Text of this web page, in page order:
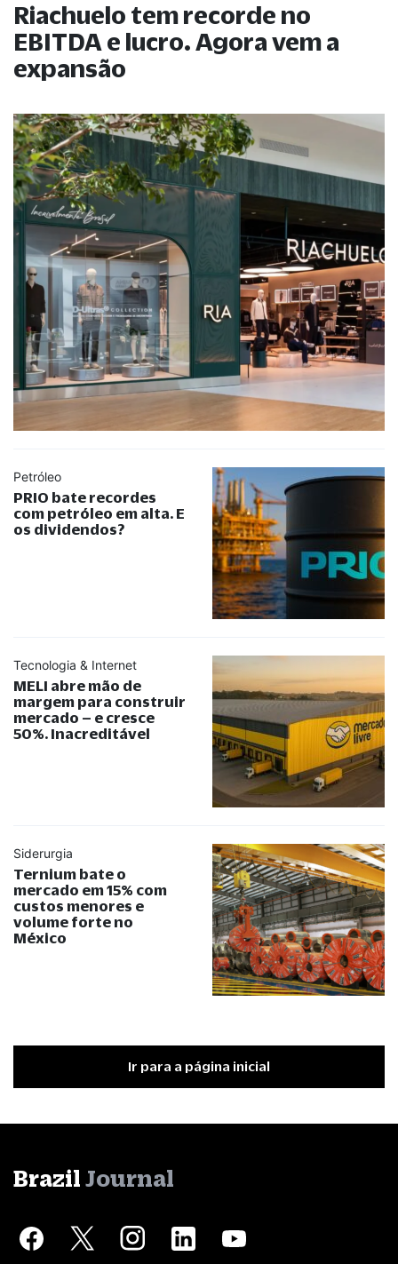
Riachuelo tem recorde no
EBITDA e lucro. Agora vem a
expansão
Petróleo
PRIO bate recordes
com petróleo em alta. E
os dividendos?
Tecnologia & Internet
MELI abre mão de
margem para construir
mercado – e cresce
50%. Inacreditável
Siderurgia
Ternium bate o
mercado em 15% com
custos menores e
volume forte no
México
Ir para a página inicial
Brazil Journal